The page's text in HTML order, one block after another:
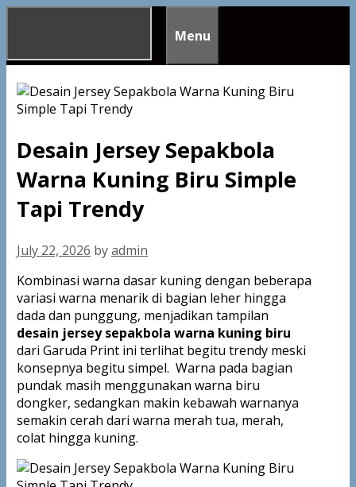
Menu
Desain Jersey Sepakbola
Warna Kuning Biru Simple
Tapi Trendy
July 22, 2026 byadmin
Kombinasi warna dasar kuning dengan beberapa
variasi warna menarik di bagian leher hingga
dada dan punggung, menjadikan tampilan
desain jersey sepakbola warna kuning biru
dari Garuda Print ini terlihat begitu trendy meski
konsepnya begitu simpel. Warna pada bagian
pundak masih menggunakan warna biru
dongker, sedangkan makin kebawah warnanya
semakin cerah dari warna merah tua, merah,
colat hingga kuning.